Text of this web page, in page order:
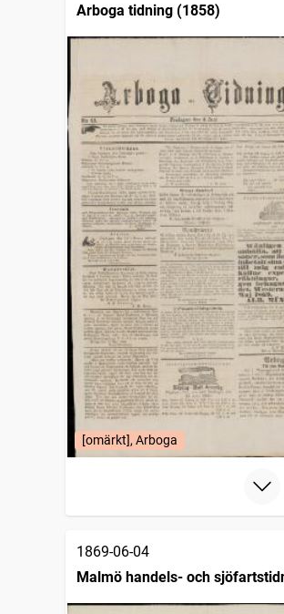
Arboga tidning (1858)
[omärkt], Arboga
1869-06-04
Malmö handels- och